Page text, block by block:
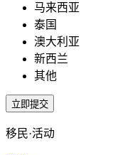
马来西亚
泰国
澳大利亚
新西兰
其他
移民·活动